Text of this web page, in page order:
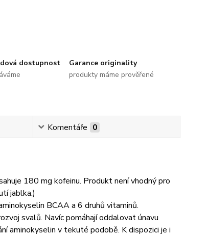
dostupnost
Garance originality
produkty máme prověřené
Komentáře 0
180 mg kofeinu. Produkt není vhodný pro
jablka.)
BCAA a 6 druhů vitaminů.
svalů. Navíc pomáhají oddalovat únavu
aminokyselin v tekuté podobě. K dispozici je i